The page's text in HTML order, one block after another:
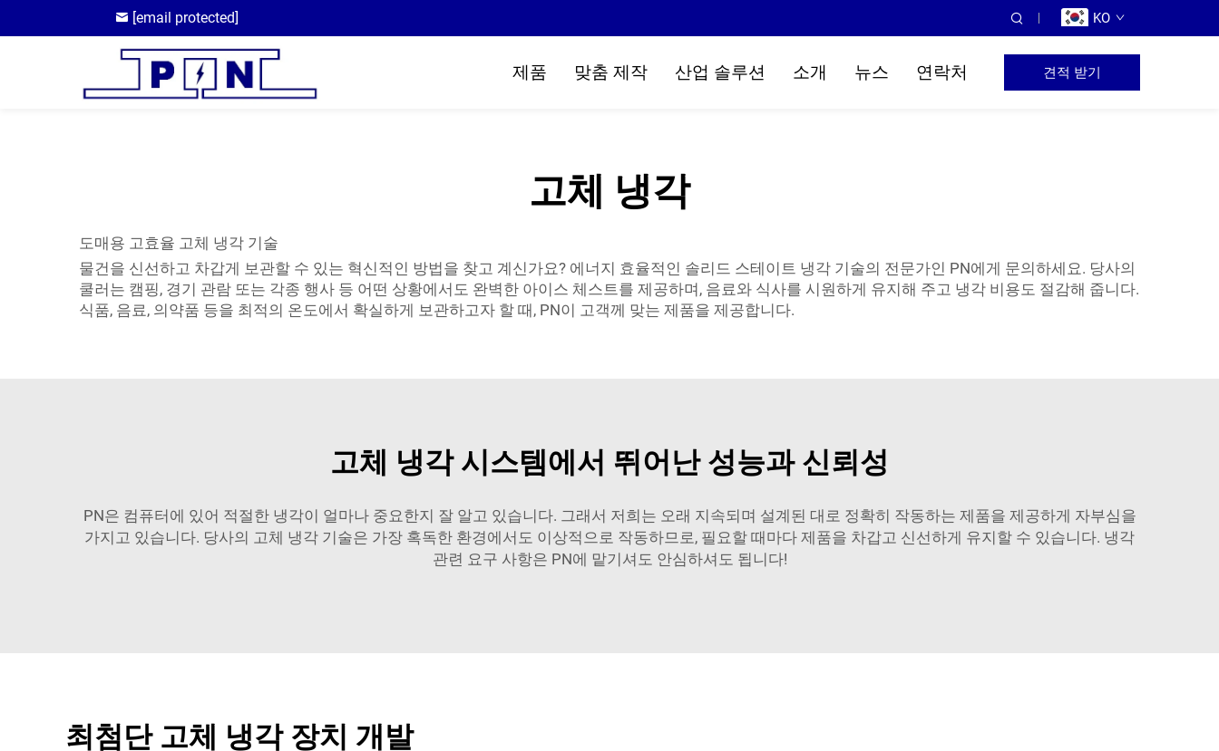
[email protected] KO
제품 맞춤 제작 산업 솔루션 소개 뉴스 연락처 견적 받기
고체 냉각
도매용 고효율 고체 냉각 기술
물건을 신선하고 차갑게 보관할 수 있는 혁신적인 방법을 찾고 계신가요? 에너지 효율적인 솔리드 스테이트 냉각 기술의 전문가인 PN에게 문의하세요. 당사의
쿨러는 캠핑, 경기 관람 또는 각종 행사 등 어떤 상황에서도 완벽한 아이스 체스트를 제공하며, 음료와 식사를 시원하게 유지해 주고 냉각 비용도 절감해 줍니다.
식품, 음료, 의약품 등을 최적의 온도에서 확실하게 보관하고자 할 때, PN이 고객께 맞는 제품을 제공합니다.
고체 냉각 시스템에서 뛰어난 성능과 신뢰성
PN은 컴퓨터에 있어 적절한 냉각이 얼마나 중요한지 잘 알고 있습니다. 그래서 저희는 오래 지속되며 설계된 대로 정확히 작동하는 제품을 제공하게 자부심을
가지고 있습니다. 당사의 고체 냉각 기술은 가장 혹독한 환경에서도 이상적으로 작동하므로, 필요할 때마다 제품을 차갑고 신선하게 유지할 수 있습니다. 냉각
관련 요구 사항은 PN에 맡기셔도 안심하셔도 됩니다!
최첨단 고체 냉각 장치 개발